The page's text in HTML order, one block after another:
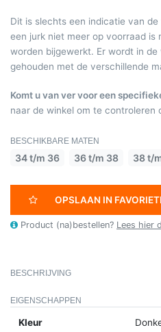
Dit is slechts een indicatie van
een jurk niet meer op voorraad is
worden bijgewerkt. Er wordt in
gehouden met de verschillende
Komt u van ver voor een
naar de winkel om te controleren
BESCHIKBARE MATEN
34 t/m 36 36 t/m 38 38 t/
OPSLAAN IN
Product (na)bestellen? Lees hier
BESCHRIJVING
EIGENSCHAPPEN
Kleur